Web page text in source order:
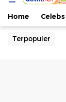
Home Celebs
Terpopuler